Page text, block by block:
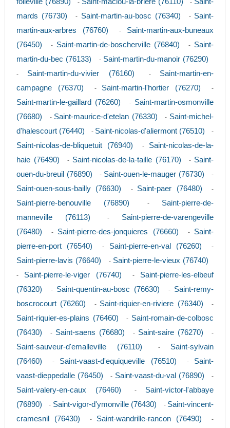
- -
mards (76730)
- Saint-martin-au-bosc (76340) - Saint-
martin-aux-arbres (76760)
- Saint-martin-aux-buneaux
(76450)
- Saint-martin-de-boscherville (76840) - Saint-
martin-du-bec (76133)
- Saint-martin-du-manoir (76290)
- Saint-martin-du-vivier (76160) - Saint-martin-en-
campagne (76370)
- Saint-martin-l'hortier (76270) -
Saint-martin-le-gaillard (76260) - Saint-martin-osmonville
(76680)
- Saint-maurice-d'etelan (76330) - Saint-michel-
d'halescourt (76440)
- Saint-nicolas-d'aliermont (76510) -
Saint-nicolas-de-bliquetuit (76940) - Saint-nicolas-de-la-
haie (76490)
- Saint-nicolas-de-la-taille (76170) - Saint-
ouen-du-breuil (76890)
- Saint-ouen-le-mauger (76730) -
Saint-ouen-sous-bailly (76630) - Saint-paer (76480) -
Saint-pierre-benouville (76890) - Saint-pierre-de-
manneville (76113)
- Saint-pierre-de-varengeville
(76480)
- Saint-pierre-des-jonquieres (76660) - Saint-
pierre-en-port (76540)
- Saint-pierre-en-val (76260) -
Saint-pierre-lavis (76640) - Saint-pierre-le-vieux (76740)
- Saint-pierre-le-viger (76740) - Saint-pierre-les-elbeuf
(76320)
- Saint-quentin-au-bosc (76630) - Saint-remy-
boscrocourt (76260)
- Saint-riquier-en-riviere (76340) -
Saint-riquier-es-plains (76460) - Saint-romain-de-colbosc
(76430)
- Saint-saens (76680) - Saint-saire (76270) -
Saint-sauveur-d'emalleville (76110) - Saint-sylvain
(76460)
- Saint-vaast-d'equiqueville (76510) - Saint-
vaast-dieppedalle (76450)
- Saint-vaast-du-val (76890) -
Saint-valery-en-caux (76460) - Saint-victor-l'abbaye
(76890)
- Saint-vigor-d'ymonville (76430) - Saint-vincent-
cramesnil (76430)
- Saint-wandrille-rancon (76490) -